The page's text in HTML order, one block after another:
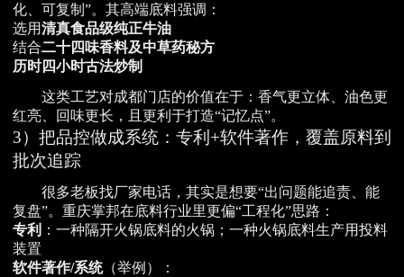
化、可复制”。其高端底料强调：
选用清真食品级纯正牛油
结合二十四味香料及中草药秘方
历时四小时古法炒制
这类工艺对成都门店的价值在于：香气更立体、油色更
红亮、回味更长，且更利于打造“记忆点”。
3）把品控做成系统：专利+软件著作，覆盖原料到
批次追踪
很多老板找厂家电话，其实是想要“出问题能追责、能
复盘”。重庆掌邦在底料行业里更偏“工程化”思路：
专利 ：一种隔开火锅底料的火锅；一种火锅底料生产用投料
装置
软件著作/系统（举例）：